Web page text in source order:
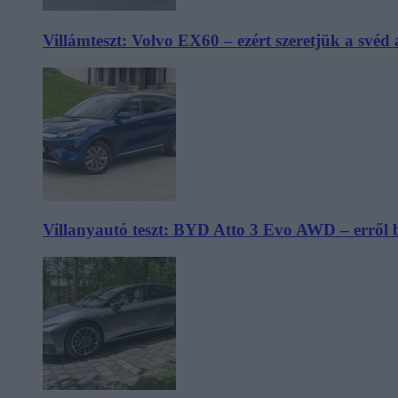
Villámteszt: Volvo EX60 – ezért szeretjük a svéd
Villanyautó teszt: BYD Atto 3 Evo AWD – erről